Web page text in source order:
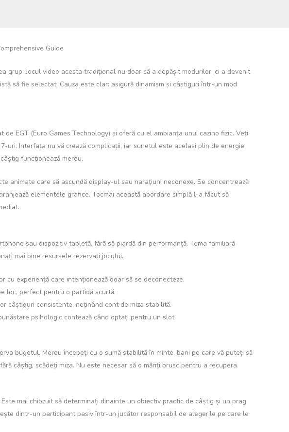
grup. Jocul video acesta tradițional nu doar că a depășit modurilor, ci a devenit
să fie selectat. Cauza este clar: asigură dinamism și câștiguri într-un mod
EGT (Euro Games Technology) și oferă cu el ambianța unui cazino fizic. Veți
Interfața nu vă crează complicații, iar sunetul este același plin de energie
funcționează mereu.
animate care să ascundă display-ul sau narațiuni neconexe. Se concentrează
elementele grafice. Tocmai această abordare simplă l-a făcut să
sau dispozitiv tabletă, fără să piardă din performanță. Tema familiară
mai bine resursele rezervați jocului.
experiență care intenționează doar să se deconecteze.
loc, perfect pentru o partidă scurtă.
câștiguri consistente, neținând cont de miza stabilită.
psihologic contează când optați pentru un slot.
bugetul. Mereu începeți cu o sumă stabilită în minte, bani pe care vă puteți să
câștig, scădeți miza. Nu este necesar să o măriți brusc pentru a recupera
mai chibzuit să determinați dinainte un obiectiv practic de câștig și un prag
dintr-un participant pasiv într-un jucător responsabil de alegerile pe care le